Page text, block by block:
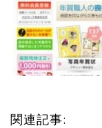
関連記事: